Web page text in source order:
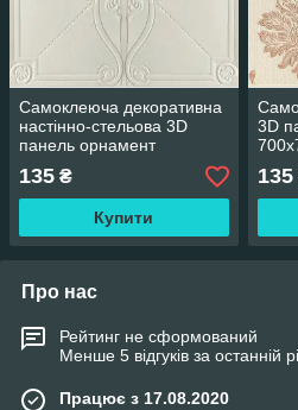
Самоклеюча декоративна
настінно-стельова 3D
панель орнамент
700x700x5.5мм (165) SW-
00000185
135 ₴
Купити
3D
135
Про нас
Рейтинг не сформований
Менше 5 відгуків за останній
Працює з 17.08.2020